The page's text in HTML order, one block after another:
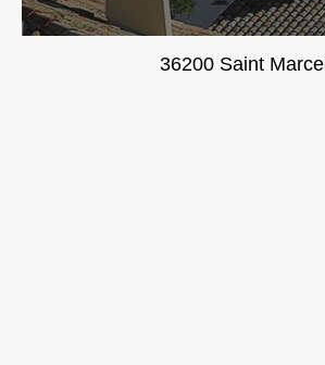
36200 Saint Marcel